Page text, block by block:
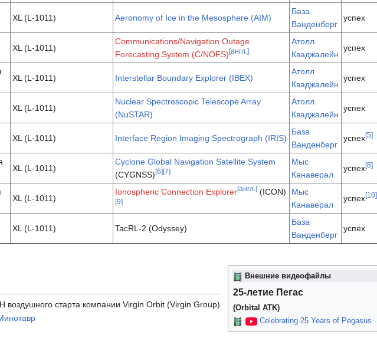
XL (L-1011) Aeronomy of Ice in the Mesosphere (AIM)
База
Ванденберг
успех
XL (L-1011)
Communications/Navigation Outage
Forecasting System (C/NOFS) [англ.]
Атолл
Кваджалейн
успех
XL (L-1011) Interstellar Boundary Explorer (IBEX)
Атолл
Кваджалейн
успех
XL (L-1011)
Nuclear Spectroscopic Telescope Array
(NuSTAR)
Атолл
Кваджалейн
успех
XL (L-1011) Interface Region Imaging Spectrograph (IRIS)
База
Ванденберг
успех[5]
XL (L-1011)
Cyclone Global Navigation Satellite System
(CYGNSS) [6] [7]
Мыс
Канаверал
успех[8]
XL (L-1011)
Ionospheric Connection Explorer[англ.] (ICON)
[9]
Мыс
Канаверал
успех[10]
XL (L-1011) TacRL-2 (Odyssey)
База
Ванденберг
успех
Внешние видеофайлы
25-летие Пегас
(Orbital ATK)
Celebrating 25 Years of Pegasus
воздушного старта компании Virgin Orbit (Virgin Group)